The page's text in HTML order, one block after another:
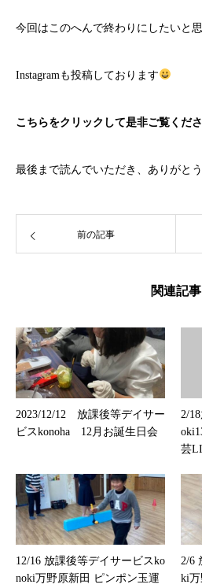
今回はこのへんで終わりにしたいと思
Instagramも投稿しております
こちらをクリックして是非ご覧くだ
最後まで読んでいただき、ありがと
前の記事
関連記事
2023/12/12 放課後等デイサー
ビスkonoha 12月お誕生日会
2/
芸
12/16 放課後等デイサービスko
noki万野原新田 ピンポン玉運
2/6
ki万